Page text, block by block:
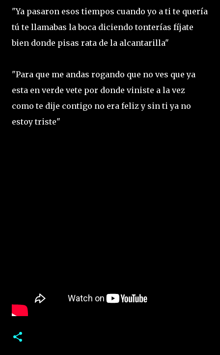
"Ya pasaron esos tiempos cuando yo a ti te quería
tú te llamabas la boca diciendo tonterías fíjate
bien donde pisas rata de la alcantarilla"
"Para que me andas rogando que no ves que ya
esta en verde vete por donde viniste a la vez
como te dije contigo no era feliz y sin ti ya no
estoy triste"